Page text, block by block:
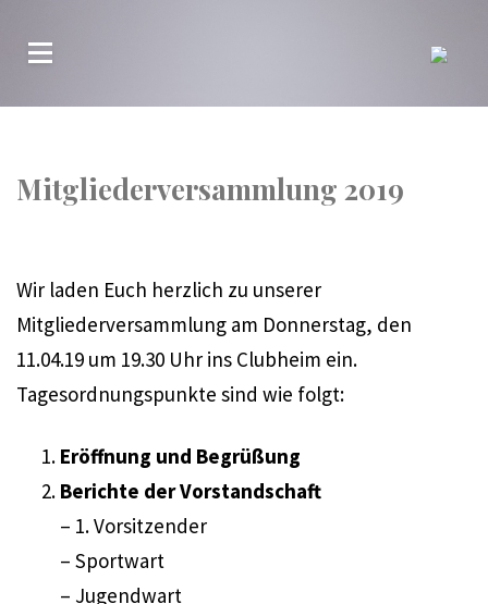
Mitgliederversammlung 2019
Wir laden Euch herzlich zu unserer
Mitgliederversammlung am Donnerstag, den
11.04.19 um 19.30 Uhr ins Clubheim ein.
Tagesordnungspunkte sind wie folgt:
Eröffnung und Begrüßung
Berichte der Vorstandschaft
– 1. Vorsitzender
– Sportwart
– Jugendwart